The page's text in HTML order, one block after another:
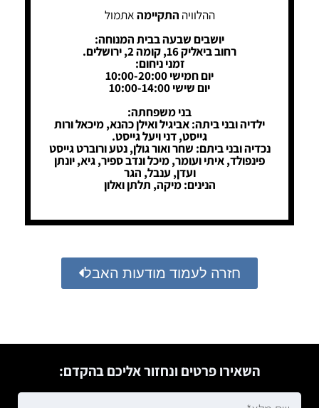
ההלוויה התקיימהאתמול
יושבים שבעה בבית המנוחה:
רחוב ביאליק 16, קומה 2, ירושלים.
זמני ניחום:
יום חמישי 10:00-20:00
יום שישי 10:00-14:00
בני משפחתה:
ילדיה ובני ביתה: אביגיל ואילן כהנא, מיכאל ורות
גייסט, דני ויעל גייסט.
נכדיה ובני ביתם: שחר ואור גולן, נטע ורוברט גייסט
פינפולד, איתי ועומר, מיכל ונדב ספיר, גיא, יונתן
ועדן, ענבל, הגר
הנינים: מיקה, תלתן ואלון
חזרה לעמוד מודעות האבל
השאירו פרטים ונחזור אליכם בהקדם: